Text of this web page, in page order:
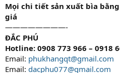
Mọi chi tiết sản xuất bìa
giá
————————-
ĐẮC PHÚ
Hotline: 0908 773 966 – 0918
Email: phukhangqt@gmail.com
Email: dacphu077@gmail.com